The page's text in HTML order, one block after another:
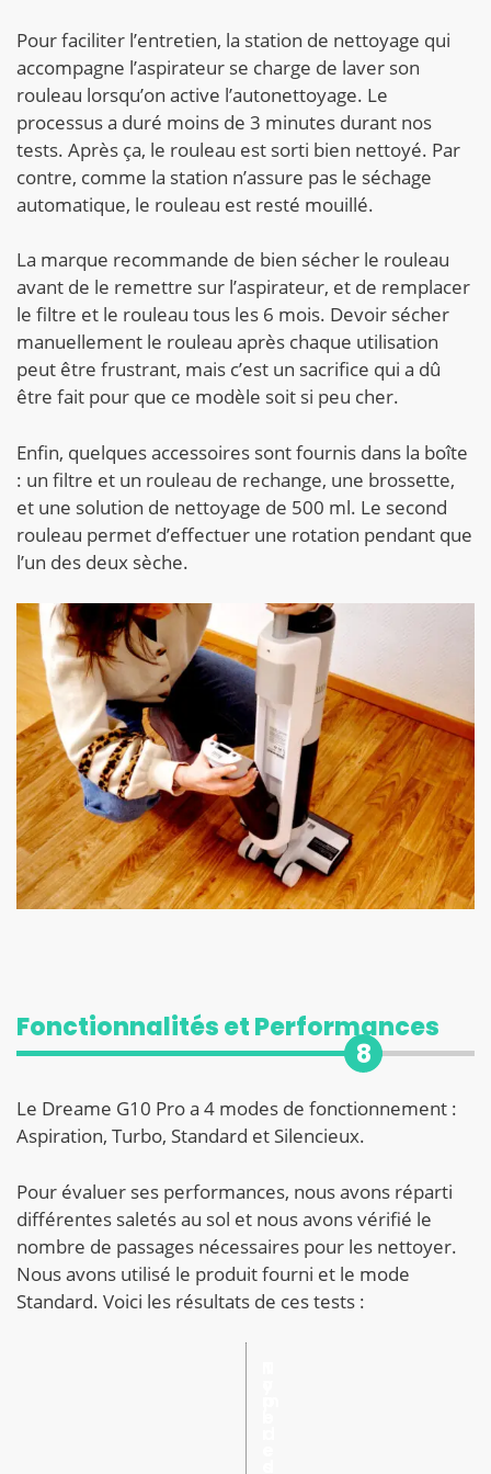
Pour faciliter l’entretien, la station de nettoyage qui
accompagne l’aspirateur se charge de laver son
rouleau lorsqu’on active l’autonettoyage. Le
processus a duré moins de 3 minutes durant nos
tests. Après ça, le rouleau est sorti bien nettoyé. Par
contre, comme la station n’assure pas le séchage
automatique, le rouleau est resté mouillé.
La marque recommande de bien sécher le rouleau
avant de le remettre sur l’aspirateur, et de remplacer
le filtre et le rouleau tous les 6 mois. Devoir sécher
manuellement le rouleau après chaque utilisation
peut être frustrant, mais c’est un sacrifice qui a dû
être fait pour que ce modèle soit si peu cher.
Enfin, quelques accessoires sont fournis dans la boîte
: un filtre et un rouleau de rechange, une brossette,
et une solution de nettoyage de 500 ml. Le second
rouleau permet d’effectuer une rotation pendant que
l’un des deux sèche.
Fonctionnalités et Performances
8
Le Dreame G10 Pro a 4 modes de fonctionnement :
Aspiration, Turbo, Standard et Silencieux.
Pour évaluer ses performances, nous avons réparti
différentes saletés au sol et nous avons vérifié le
nombre de passages nécessaires pour les nettoyer.
Nous avons utilisé le produit fourni et le mode
Standard. Voici les résultats de ces tests :